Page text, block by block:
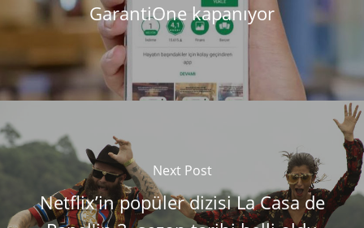
GarantiOne kapanıyor
Next Post
Netflix’in popüler dizisi La Casa de